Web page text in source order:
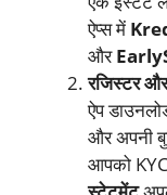
ऐप्स में
और
रजिस्टर
ऐप
और अपनी
आपको